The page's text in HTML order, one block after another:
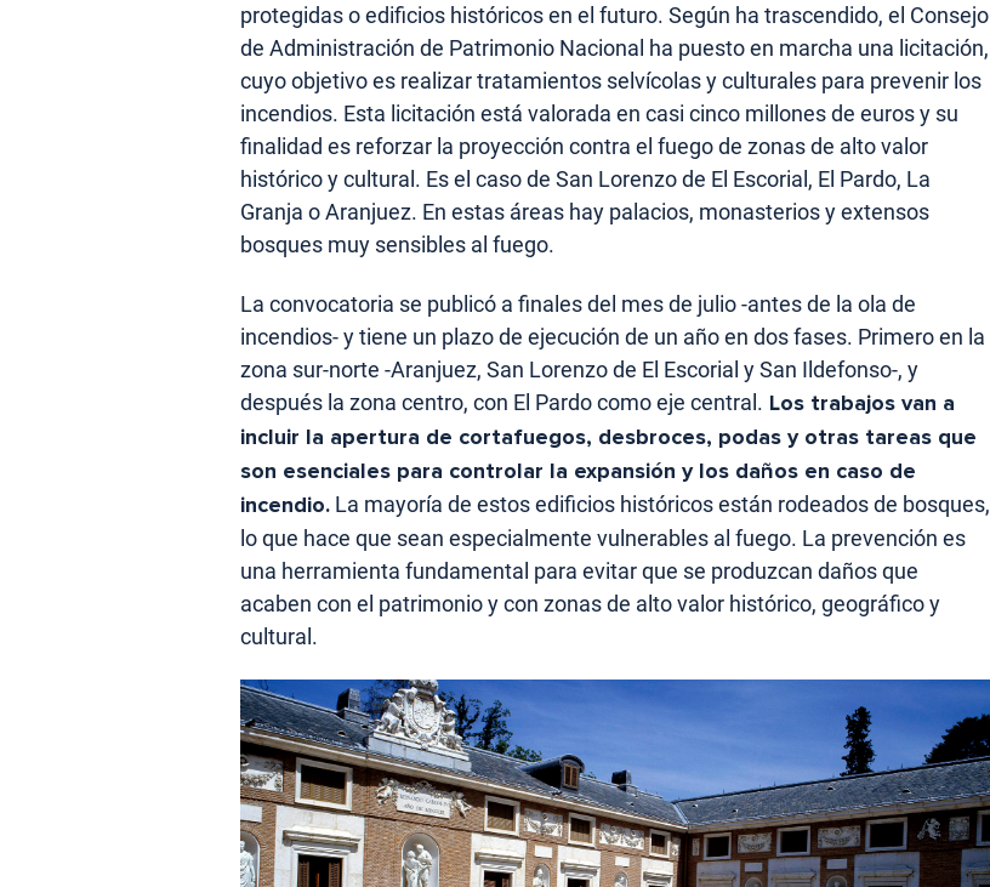
protegidas o edificios históricos en el futuro. Según ha trascendido, el Consejo
de Administración de Patrimonio Nacional ha puesto en marcha una licitación,
cuyo objetivo es realizar tratamientos selvícolas y culturales para prevenir los
incendios. Esta licitación está valorada en casi cinco millones de euros y su
finalidad es reforzar la proyección contra el fuego de zonas de alto valor
histórico y cultural. Es el caso de San Lorenzo de El Escorial, El Pardo, La
Granja o Aranjuez. En estas áreas hay palacios, monasterios y extensos
bosques muy sensibles al fuego.
La convocatoria se publicó a finales del mes de julio -antes de la ola de
incendios- y tiene un plazo de ejecución de un año en dos fases. Primero en la
zona sur-norte -Aranjuez, San Lorenzo de El Escorial y San Ildefonso-, y
después la zona centro, con El Pardo como eje central. Los trabajos van a
incluir la apertura de cortafuegos, desbroces, podas y otras tareas que
son esenciales para controlar la expansión y los daños en caso de
incendio. La mayoría de estos edificios históricos están rodeados de bosques,
lo que hace que sean especialmente vulnerables al fuego. La prevención es
una herramienta fundamental para evitar que se produzcan daños que
acaben con el patrimonio y con zonas de alto valor histórico, geográfico y
cultural.